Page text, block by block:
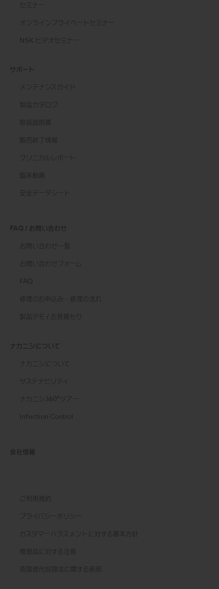
セミナー
オンラインプライベートセミナー
NSK ビデオセミナー
サポート
メンテナンスガイド
製品カタログ
取扱説明書
販売終了情報
クリニカルレポート
臨床動画
安全データシート
FAQ / お問い合わせ
お問い合わせ一覧
お問い合わせフォーム
FAQ
修理のお申込み・修理の流れ
製品デモ / お見積もり
ナカニシについて
ナカニシについて
サステナビリティ
ナカニシ360°ツアー
Infection Control
会社情報
ご利用規約
プライバシーポリシー
カスタマーハラスメントに対する基本方針
模倣品に対する注意
英国現代奴隷法に関する表明